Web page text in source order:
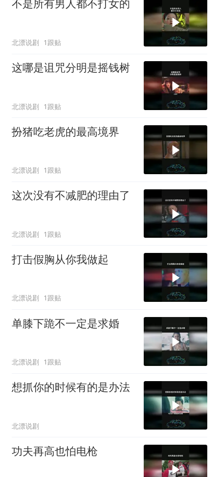
不是所有男人都不打女的
北漂说剧 1跟贴
这哪是诅咒分明是摇钱树
北漂说剧 1跟贴
扮猪吃老虎的最高境界
北漂说剧 1跟贴
这次没有不减肥的理由了
北漂说剧 1跟贴
打击假胸从你我做起
北漂说剧 1跟贴
单膝下跪不一定是求婚
北漂说剧 1跟贴
想抓你的时候有的是办法
北漂说剧
功夫再高也怕电枪